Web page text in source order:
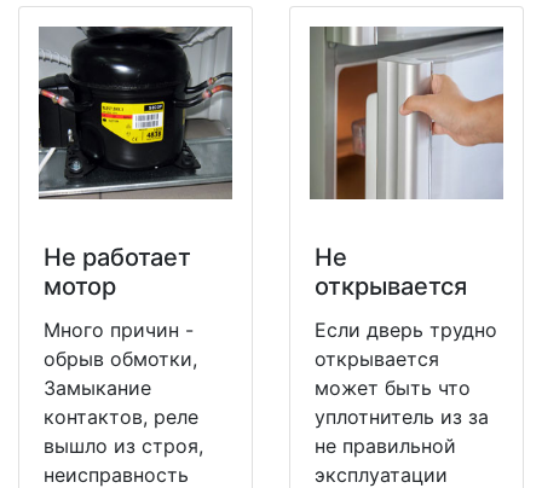
Не работает
мотор
Много причин -
обрыв обмотки,
Замыкание
контактов, реле
вышло из строя,
неисправность
Не
открывается
Если дверь трудно
открывается
может быть что
уплотнитель из за
не правильной
эксплуатации